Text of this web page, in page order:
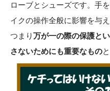
ローブとシューズです。手
イクの操作全般に影響を与
つまり万が一の際の保護と
さないためにも重要なもの